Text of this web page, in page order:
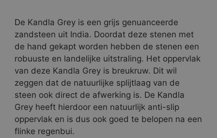
De Kandla Grey is een grijs genuanceerde
zandsteen uit India. Doordat deze stenen met
de hand gekapt worden hebben de stenen een
robuuste en landelijke uitstraling. Het oppervlak
van deze Kandla Grey is breukruw. Dit wil
zeggen dat de natuurlijke splijtlaag van de
steen ook direct de afwerking is. De Kandla
Grey heeft hierdoor een natuurlijk anti-slip
oppervlak en is dus ook goed te belopen na een
flinke regenbui.